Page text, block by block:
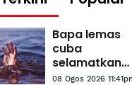
Bapa lemas
cuba
selamatkan
anak jatuh
08 Ogos 2026